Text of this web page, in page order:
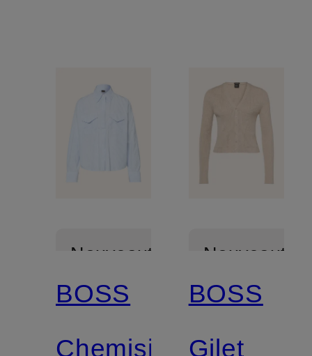
Nouveautés
BOSS
Chemisier
Nouveautés
BOSS
Gilet